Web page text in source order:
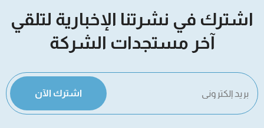
اشترك في نشرتنا الإخبارية لتلقي
آخر مستجدات الشركة
اشترك الآن